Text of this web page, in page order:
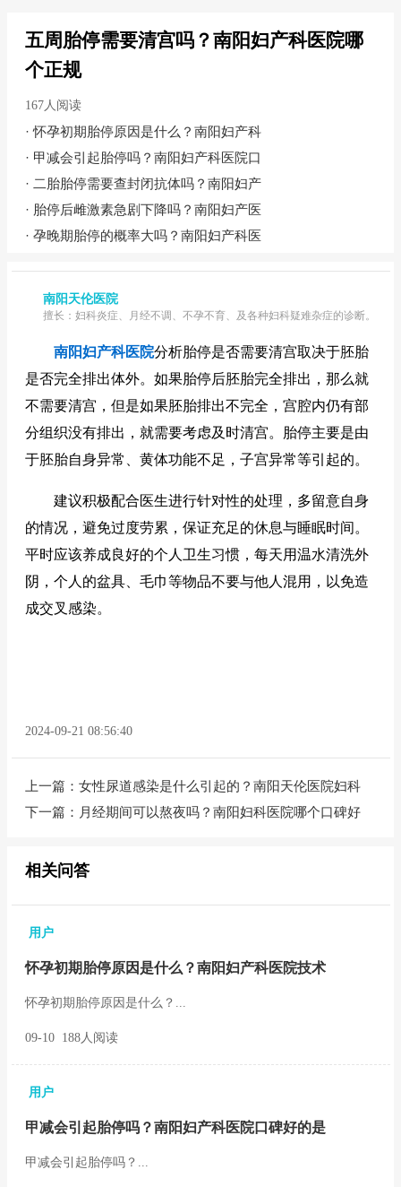
五周胎停需要清宫吗？南阳妇产科医院哪
个正规
167人阅读
·怀孕初期胎停原因是什么？南阳妇产科
· 甲减会引起胎停吗？南阳妇产科医院口
· 二胎胎停需要查封闭抗体吗？南阳妇产
· 胎停后雌激素急剧下降吗？南阳妇产医
· 孕晚期胎停的概率大吗？南阳妇产科医
南阳天伦医院
擅长：妇科炎症、月经不调、不孕不育、及各种妇科疑难杂症的诊断。
南阳妇产科医院分析胎停是否需要清宫取决于胚胎
是否完全排出体外。如果胎停后胚胎完全排出，那么就
不需要清宫，但是如果胚胎排出不完全，宫腔内仍有部
分组织没有排出，就需要考虑及时清宫。胎停主要是由
于胚胎自身异常、黄体功能不足，子宫异常等引起的。
建议积极配合医生进行针对性的处理，多留意自身
的情况，避免过度劳累，保证充足的休息与睡眠时间。
平时应该养成良好的个人卫生习惯，每天用温水清洗外
阴，个人的盆具、毛巾等物品不要与他人混用，以免造
成交叉感染。
2024-09-21 08:56:40
上一篇： 女性尿道感染是什么引起的？南阳天伦医院妇科
下一篇： 月经期间可以熬夜吗？南阳妇科医院哪个口碑好
相关问答
用户
怀孕初期胎停原因是什么？南阳妇产科医院技术
怀孕初期胎停原因是什么？...
09-10 188人阅读
用户
甲减会引起胎停吗？南阳妇产科医院口碑好的是
甲减会引起胎停吗？...